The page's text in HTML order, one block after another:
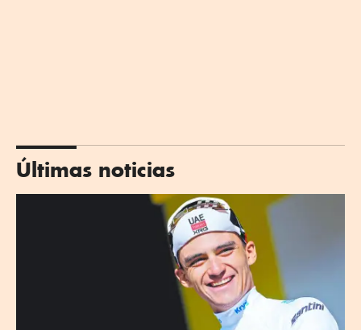
Últimas noticias